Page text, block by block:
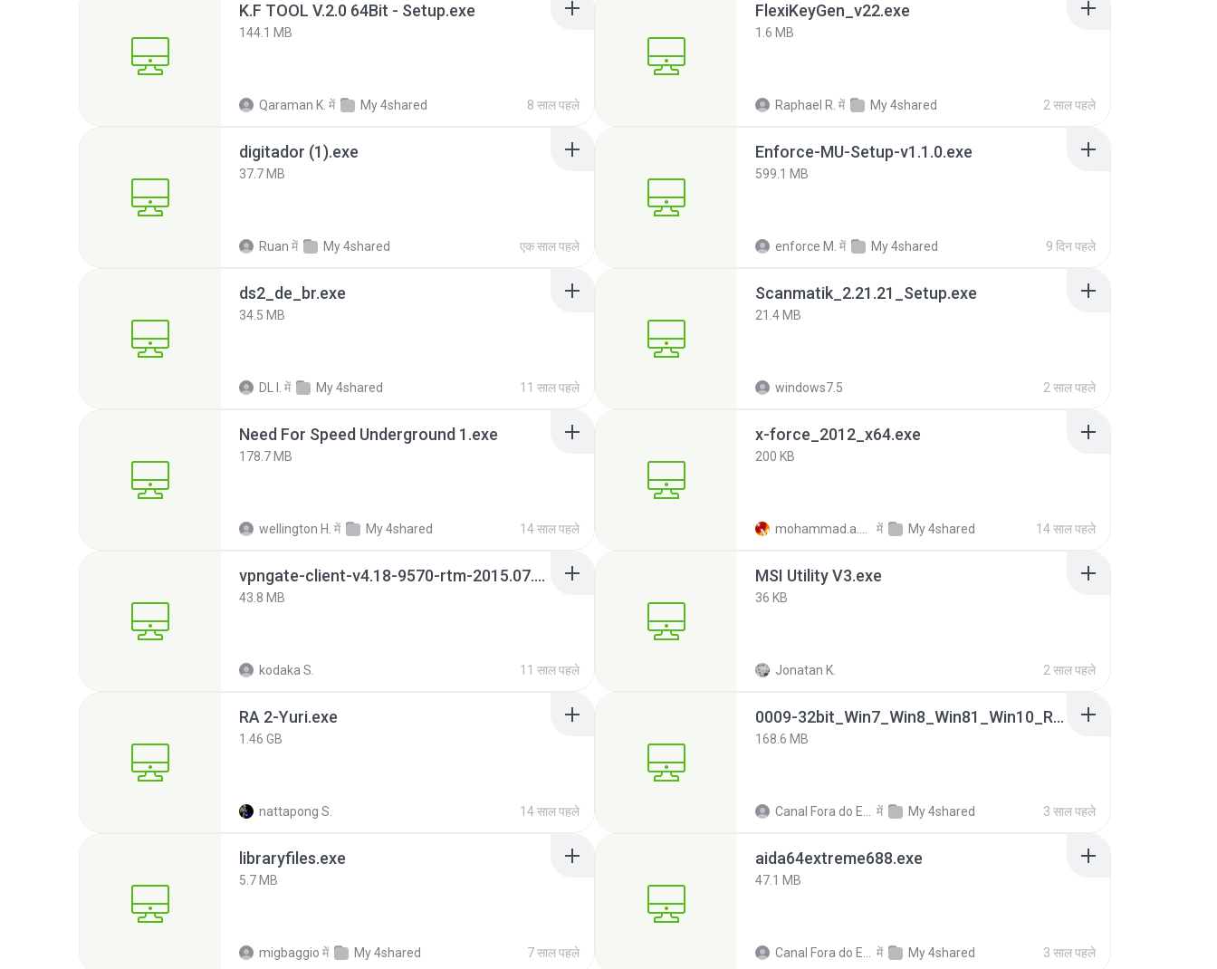
K.F TOOL V.2.0 64Bit - Setup.exe
144.1 MB
Qaraman K. में My 4shared 8 साल पहले
FlexiKeyGen_v22.exe
1.6 MB
Raphael R. में My 4shared 2 साल पहले
digitador (1).exe
37.7 MB
Ruan में My 4shared एक साल पहले
Enforce-MU-Setup-v1.1.0.exe
599.1 MB
enforce M. में My 4shared 9 दिन पहले
ds2_de_br.exe
34.5 MB
DL I. में My 4shared 11 साल पहले
Scanmatik_2.21.21_Setup.exe
21.4 MB
windows7.5 2 साल पहले
Need For Speed Underground 1.exe
178.7 MB
wellington H. में My 4shared 14 साल पहले
x-force_2012_x64.exe
200 KB
में My 4shared 14 साल पहले
vpngate-client-v4.18-9570-rtm-2015.07.26.exe
43.8 MB
kodaka S. 11 साल पहले
MSI Utility V3.exe
36 KB
Jonatan K. 2 साल पहले
RA 2-Yuri.exe
1.46 GB
nattapong S. 14 साल पहले
0009-32bit_Win7_Win8_Win81_Win10_R282.exe
168.6 MB
में My 4shared 3 साल पहले
libraryfiles.exe
5.7 MB
migbaggio में My 4shared 7 साल पहले
aida64extreme688.exe
47.1 MB
में My 4shared 3 साल पहले